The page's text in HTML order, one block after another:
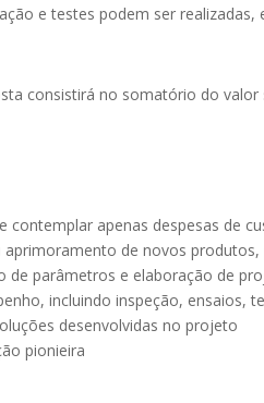
e testes podem ser
consistirá no somatório do
contemplar apenas despesas de
aprimoramento de novos
de parâmetros e elaboração de
incluindo inspeção, ensaios,
desenvolvidas no projeto
pionieira